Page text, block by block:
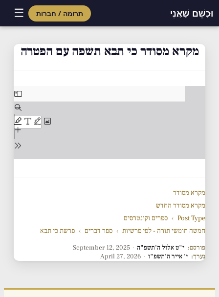
וּכְשֵׁם שֶׁאֲנִי תרומה / חברות ☰
contentמקרא מסודר כי תבא תשפה עם הפטרה
מקרא מסודר
מקרא מסודר החדש
Post Type
› ספרים וקונטרסים
חמשה חומשי תורה - לפי פרשיות › ספר דברים › פרשת כי תבא
פורסם: י"ט אלול ה'תשפ"ה ·
September 12, 2025
נערך: י' אייר ה'תשפ"ו ·
April 27, 2026